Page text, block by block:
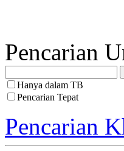
Pencarian
Hanya dalam TB
Pencarian Tepat
Pencarian